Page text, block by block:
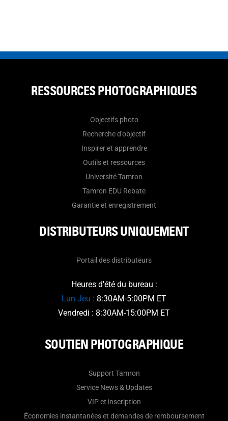
RESSOURCES PHOTOGRAPHIQUES
Objectifs photo
Recherche d'objectif
Inspirer et apprendre
Outils et ressources
Université Tamron
Tamron EDU Rebate
Garantie et enregistrement
DISTRIBUTEURS UNIQUEMENT
Portail des distributeurs
Heures d'été du bureau :
Lun-Jeu : 8:30AM-5:00PM ET
Vendredi : 8:30AM-15:00PM ET
SOUTIEN PHOTOGRAPHIQUE
Support Tamron
Service News & Updates
VIP et inscription
Économies instantanées et demandes de remboursement